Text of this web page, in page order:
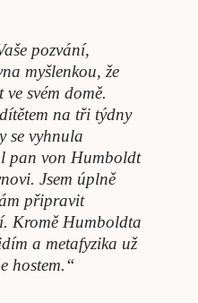
pozvání,
myšlenkou, že
svém domě.
na tři týdny
se vyhnula
pan von Humboldt
Jsem úplně
připravit
Kromě Humboldta
a metafyzika už
hostem.“